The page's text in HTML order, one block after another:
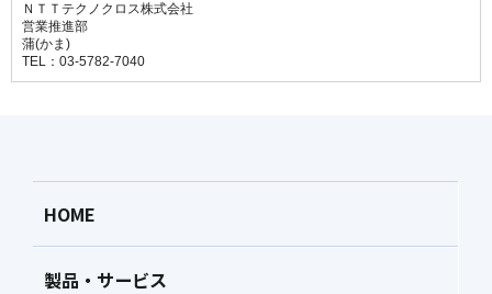
ＮＴＴテクノクロス株式会社
営業推進部
蒲(かま)
TEL：03-5782-7040
HOME
製品・サービス